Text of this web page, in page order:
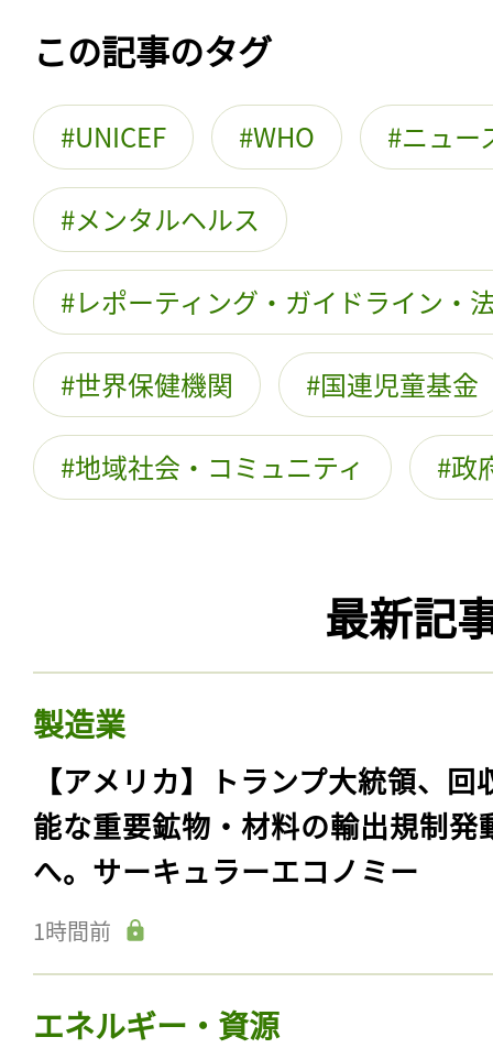
この記事のタグ
UNICEF WHO ニュー
メンタルヘルス
レポーティング・ガイドライン・
世界保健機関 国連児童基金
地域社会・コミュニティ 政
最新記
製造業
【アメリカ】トランプ大統領、回
能な重要鉱物・材料の輸出規制発
へ。サーキュラーエコノミー
1時間前
エネルギー・資源